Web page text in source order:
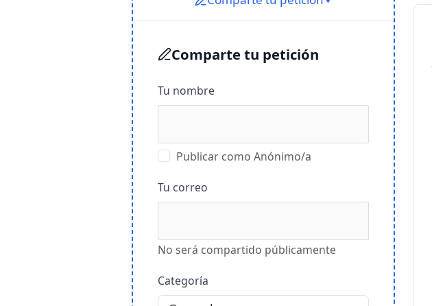
Comparte tu petición
Tu nombre
Publicar como Anónimo/a
Tu correo
No será compartido públicamente
Categoría